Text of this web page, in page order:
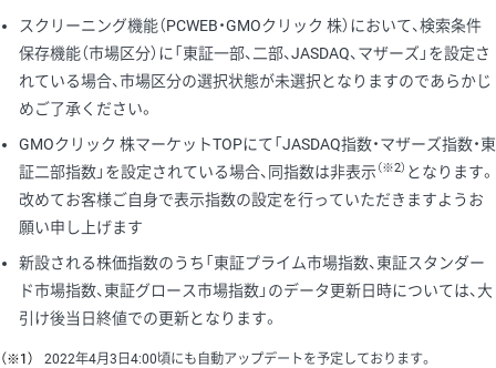
スクリーニング機能（PCWEB・GMOクリック 株）において、検索条件
保存機能（市場区分）に「東証一部、二部、JASDAQ、マザーズ」を設定さ
れている場合、市場区分の選択状態が未選択となりますのであらかじ
めご了承ください。
GMOクリック 株マーケットTOPにて「JASDAQ指数・マザーズ指数・東
証二部指数」を設定されている場合、同指数は非表示（※2） となります。
改めてお客様ご自身で表示指数の設定を行っていただきますようお
願い申し上げます
新設される株価指数のうち「東証プライム市場指数、東証スタンダー
ド市場指数、東証グロース市場指数」のデータ更新日時については、大
引け後当日終値での更新となります。
（※1）
2022年4月3日4:00頃にも自動アップデートを予定しております。